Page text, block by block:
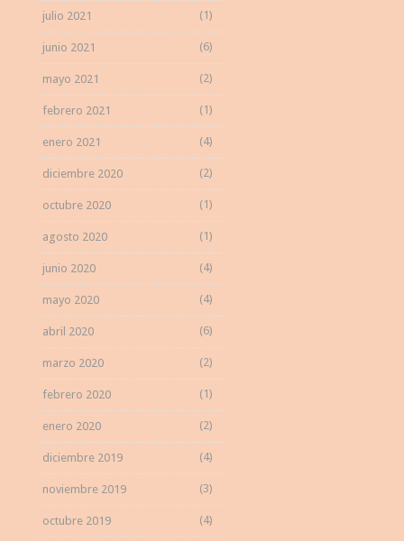
julio 2021 (1)
junio 2021 (6)
mayo 2021 (2)
febrero 2021 (1)
enero 2021 (4)
diciembre 2020 (2)
octubre 2020 (1)
agosto 2020 (1)
junio 2020 (4)
mayo 2020 (4)
abril 2020 (6)
marzo 2020 (2)
febrero 2020 (1)
enero 2020 (2)
diciembre 2019 (4)
noviembre 2019 (3)
octubre 2019 (4)